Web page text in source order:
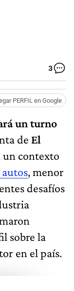
3
PERFIL en Google
un turno
de El
un contexto
, menor
desafíos
sobre la
en el país.